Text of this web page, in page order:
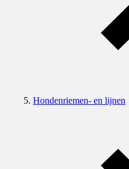
Hondenriemen- en lijnen